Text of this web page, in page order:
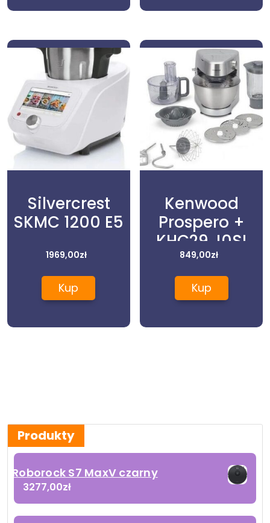
Silvercrest
SKMC 1200 E5
1969,00zł
Kup
Kenwood
Prospero +
KHC29.J0SI
849,00zł
Kup
Produkty
Roborock S7 MaxV czarny
3277,00zł